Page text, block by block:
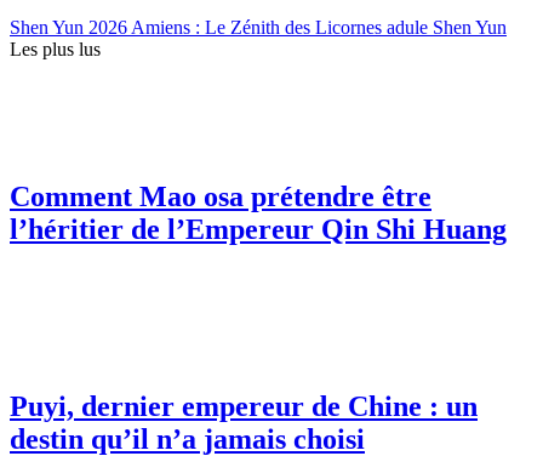
Shen Yun 2026 Amiens : Le Zénith des Licornes adule Shen Yun
Les plus lus
Comment Mao osa prétendre être
l’héritier de l’Empereur Qin Shi Huang
Puyi, dernier empereur de Chine : un
destin qu’il n’a jamais choisi